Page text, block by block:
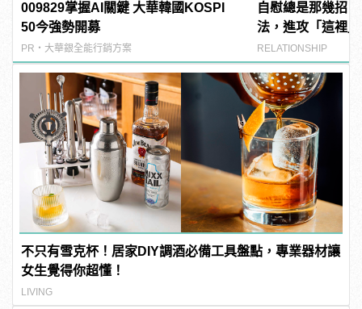
009829掌握AI關鍵 大華韓國KOSPI
50今強勢開募
PR・大華銀全能行銷方案
自慰總是那幾招
法，進攻「這裡
RELATIONSHIP
不只有雪克杯！居家DIY調酒必備工具盤點，專業器材讓
女生覺得你超懂！
LIVING